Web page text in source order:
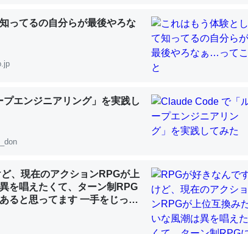
いる鋏角類（カブトガニ・ウミグモ）はカルシウムを使わずキ
酵素が違うのか？
学の大問題＝「昆虫はなぜ海にいないのか」に関する新仮説
ウムを大量に使う脊椎動物と貝類は苦労してるんだな…。腹足
学の大問題＝「昆虫はなぜ海にいないのか」に関する新仮説
ってるの自分らが最後やろな
エンジニアリング」を実践し
、現在のアクションRPGが上
を唱えたくて、ターン制RPG
ると思ってます 一手をじっく
休憩したりできるのがターン